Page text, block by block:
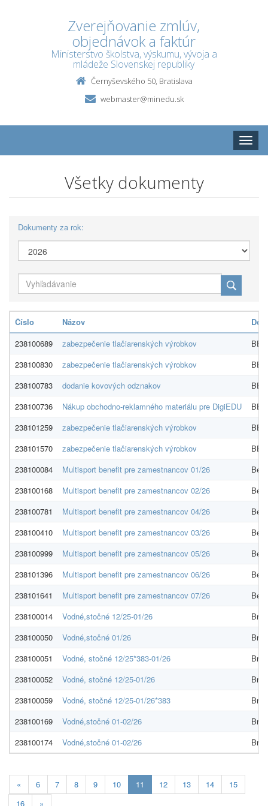
Zverejňovanie zmlúv,
objednávok a faktúr
Ministerstvo školstva, výskumu, vývoja a
mládeže Slovenskej republiky
Černyševského 50, Bratislava
webmaster@minedu.sk
Toggle
Všetky dokumenty
Dokumenty za rok:
Číslo Názov
238100689
zabezpečenie tlačiarenských výrobkov
238100830
zabezpečenie tlačiarenských výrobkov
238100783
dodanie kovových odznakov
238100736
Nákup obchodno-reklamného materiálu pre DigiEDU
238101259
zabezpečenie tlačiarenských výrobkov
238101570
zabezpečenie tlačiarenských výrobkov
238100084
Multisport benefit pre zamestnancov 01/26
238100168
Multisport benefit pre zamestnancov 02/26
238100781
Multisport benefit pre zamestnancov 04/26
238100410
Multisport benefit pre zamestnancov 03/26
238100999
Multisport benefit pre zamestnancov 05/26
238101396
Multisport benefit pre zamestnancov 06/26
238101641
Multisport benefit pre zamestnancov 07/26
238100014
Vodné,stočné 12/25-01/26
238100050
Vodné,stočné 01/26
238100051
Vodné, stočné 12/25*383-01/26
238100052
Vodné, stočné 12/25-01/26
238100059
Vodné, stočné 12/25-01/26*383
238100169
Vodné,stočné 01-02/26
238100174
Vodné,stočné 01-02/26
« 6 7 8 9 10 11 Aktualna-
stranka
12 13 14
15
16
»